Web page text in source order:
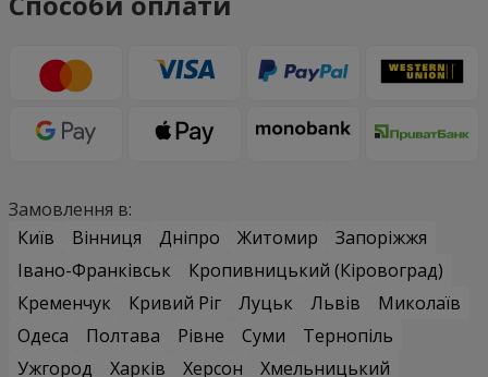
Замовлення в:
Київ
Вінниця Дніпро Житомир
Запоріжжя
Івано-Франківськ
Кропивницький (Кіровоград)
Кременчук
Кривий Ріг Луцьк Львів
Миколаїв
Одеса
Полтава Рівне Суми
Тернопіль
Ужгород
Харків Херсон
Хмельницький